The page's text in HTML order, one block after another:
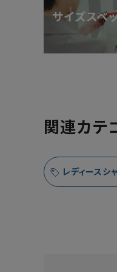
関連カテ
レディースシ